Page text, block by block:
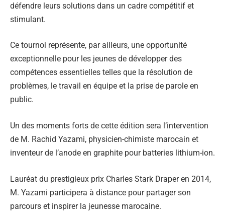
défendre leurs solutions dans un cadre compétitif et
stimulant.
Ce tournoi représente, par ailleurs, une opportunité
exceptionnelle pour les jeunes de développer des
compétences essentielles telles que la résolution de
problèmes, le travail en équipe et la prise de parole en
public.
Un des moments forts de cette édition sera l’intervention
de M. Rachid Yazami, physicien-chimiste marocain et
inventeur de l’anode en graphite pour batteries lithium-ion.
Lauréat du prestigieux prix Charles Stark Draper en 2014,
M. Yazami participera à distance pour partager son
parcours et inspirer la jeunesse marocaine.